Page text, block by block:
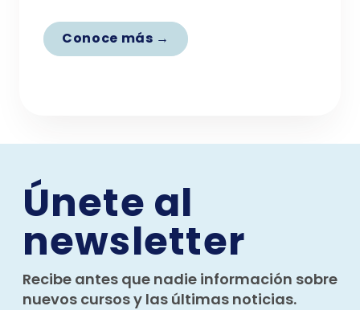
Conoce más →
Únete al
newsletter
Recibe antes que nadie información sobre
nuevos cursos y las últimas noticias.